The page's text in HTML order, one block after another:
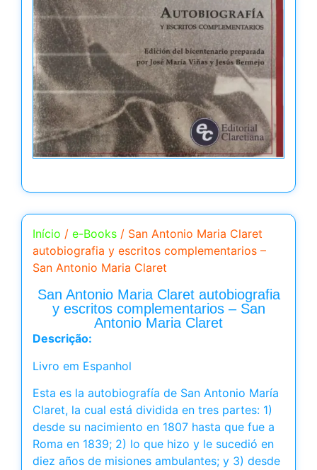
Início / e-Books / San Antonio Maria Claret
autobiografia y escritos complementarios –
San Antonio Maria Claret
San Antonio Maria Claret autobiografia
y escritos complementarios – San
Antonio Maria Claret
Descrição:
Livro em Espanhol
Esta es la autobiografía de San Antonio María
Claret, la cual está dividida en tres partes: 1)
desde su nacimiento en 1807 hasta que fue a
Roma en 1839; 2) lo que hizo y le sucedió en
diez años de misiones ambulantes; y 3) desde